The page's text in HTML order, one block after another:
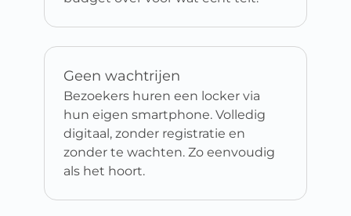
Geen wachtrijen
Bezoekers huren een locker via
hun eigen smartphone. Volledig
digitaal, zonder registratie en
zonder te wachten. Zo eenvoudig
als het hoort.